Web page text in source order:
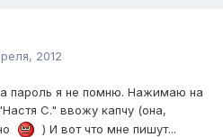
2012
пароль я не помню. Нажимаю на
С." ввожу капчу (она,
) И вот что мне пишут...